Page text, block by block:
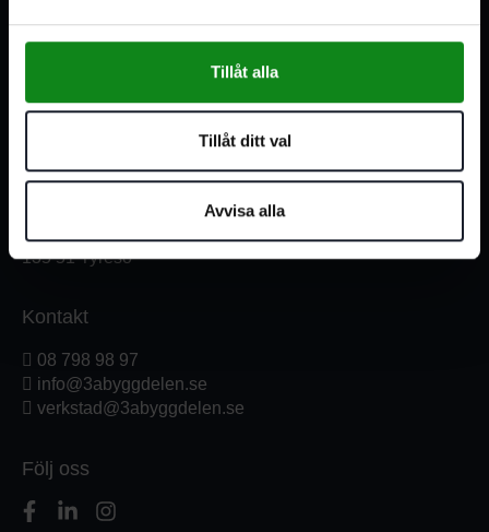
Tillåt alla
Tillåt ditt val
Avvisa alla
Våra öppettider
Fredag:
07:00-16:00
07:00-15:00
Adress
135 51 Tyresö
Kontakt
08 798 98 97
info@3abyggdelen.se
verkstad@3abyggdelen.se
Följ oss